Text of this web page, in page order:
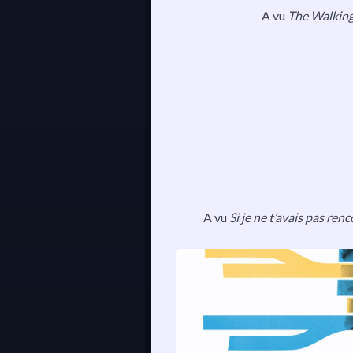
A vu The
A vu Si je ne t’avais pas